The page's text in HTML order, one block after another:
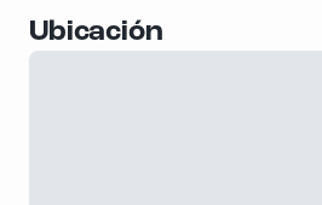
Ubicación